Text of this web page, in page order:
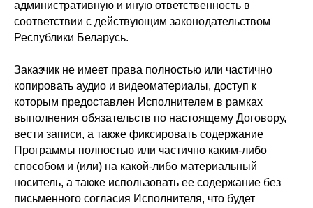
административную и иную ответственность в
соответствии с действующим законодательством
Республики Беларусь.
Заказчик не имеет права полностью или частично
копировать аудио и видеоматериалы, доступ к
которым предоставлен Исполнителем в рамках
выполнения обязательств по настоящему Договору,
вести записи, а также фиксировать содержание
Программы полностью или частично каким-либо
способом и (или) на какой-либо материальный
носитель, а также использовать ее содержание без
письменного согласия Исполнителя, что будет